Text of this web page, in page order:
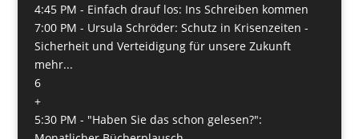
4:45 PM - Einfach drauf los: Ins Schreiben kommen
7:00 PM - Ursula Schröder: Schutz in Krisenzeiten -
Sicherheit und Verteidigung für unsere Zukunft
mehr...
6
+
5:30 PM - "Haben Sie das schon gelesen?":